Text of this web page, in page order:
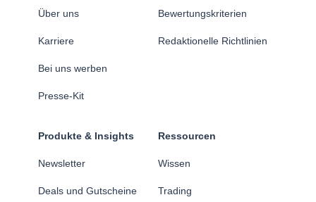
Über uns
Karriere
Bei uns werben
Presse-Kit
Bewertungskriterien
Redaktionelle Richtlinien
Produkte & Insights
Newsletter
Deals und Gutscheine
Ressourcen
Wissen
Trading